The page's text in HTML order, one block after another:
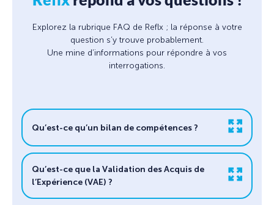
Explorez la rubrique FAQ de Reflx ; la réponse à votre
question s’y trouve probablement.
Une mine d’informations pour répondre à vos
interrogations.
Qu’est-ce qu’un bilan de compétences ?
Qu’est-ce que la Validation des Acquis de
l’Expérience (VAE) ?